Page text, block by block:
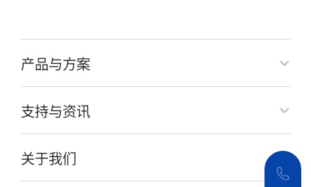
产品与方案
支持与资讯
关于我们